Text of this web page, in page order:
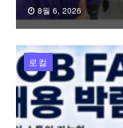
8월 6, 2026
로컬